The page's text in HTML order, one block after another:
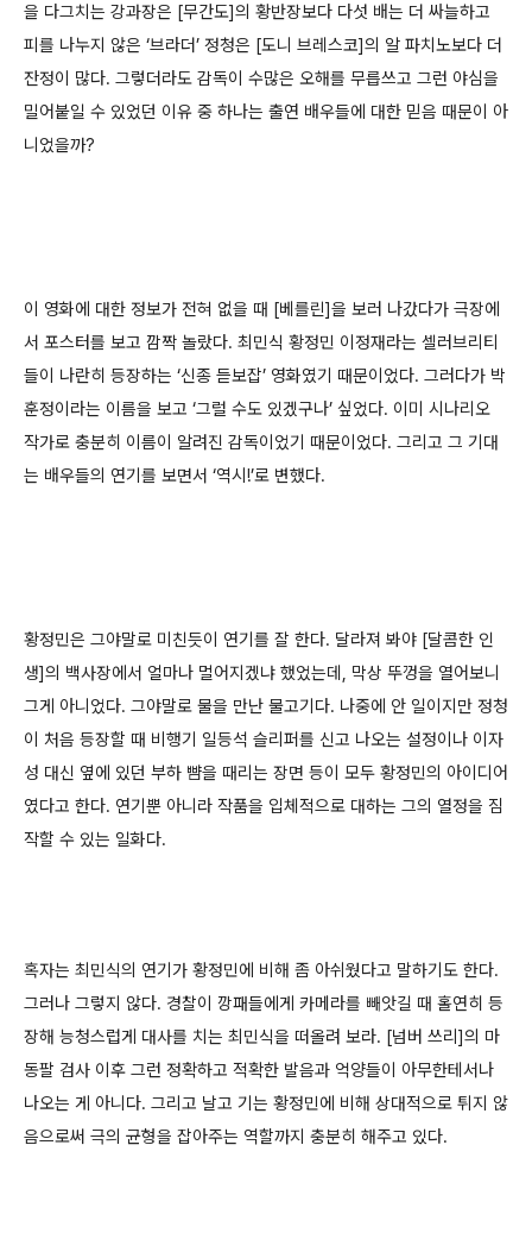
을 다그치는 강과장은 [무간도]의 황반장보다 다섯 배는 더 싸늘하고
피를 나누지 않은 ‘브라더’ 정청은 [도니 브레스코]의 알 파치노보다 더
잔정이 많다. 그렇더라도 감독이 수많은 오해를 무릅쓰고 그런 야심을
밀어붙일 수 있었던 이유 중 하나는 출연 배우들에 대한 믿음 때문이 아
니었을까?
이 영화에 대한 정보가 전혀 없을 때 [베를린]을 보러 나갔다가 극장에
서 포스터를 보고 깜짝 놀랐다. 최민식 황정민 이정재라는 셀러브리티
들이 나란히 등장하는 ‘신종 듣보잡’ 영화였기 때문이었다. 그러다가 박
훈정이라는 이름을 보고 ‘그럴 수도 있겠구나’ 싶었다. 이미 시나리오
작가로 충분히 이름이 알려진 감독이었기 때문이었다. 그리고 그 기대
는 배우들의 연기를 보면서 ‘역시!’로 변했다.
황정민은 그야말로 미친듯이 연기를 잘 한다. 달라져 봐야 [달콤한 인
생]의 백사장에서 얼마나 멀어지겠냐 했었는데, 막상 뚜껑을 열어보니
그게 아니었다. 그야말로 물을 만난 물고기다. 나중에 안 일이지만 정청
이 처음 등장할 때 비행기 일등석 슬리퍼를 신고 나오는 설정이나 이자
성 대신 옆에 있던 부하 뺨을 때리는 장면 등이 모두 황정민의 아이디어
였다고 한다. 연기뿐 아니라 작품을 입체적으로 대하는 그의 열정을 짐
작할 수 있는 일화다.
혹자는 최민식의 연기가 황정민에 비해 좀 아쉬웠다고 말하기도 한다.
그러나 그렇지 않다. 경찰이 깡패들에게 카메라를 빼앗길 때 홀연히 등
장해 능청스럽게 대사를 치는 최민식을 떠올려 보라. [넘버 쓰리]의 마
동팔 검사 이후 그런 정확하고 적확한 발음과 억양들이 아무한테서나
나오는 게 아니다. 그리고 날고 기는 황정민에 비해 상대적으로 튀지 않
음으로써 극의 균형을 잡아주는 역할까지 충분히 해주고 있다.